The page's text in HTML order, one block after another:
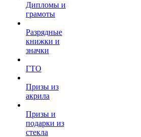
Дипломы и
грамоты
Разрядные
книжки и
значки
ГТО
Призы из
акрила
Призы и
подарки из
стекла